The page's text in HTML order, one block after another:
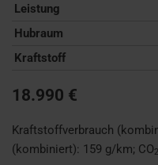
Leistung
Hubraum
Kraftstoff
18.990 €
Kraftstoffverbrauch
(kombiniert): 159 g/km; CO2